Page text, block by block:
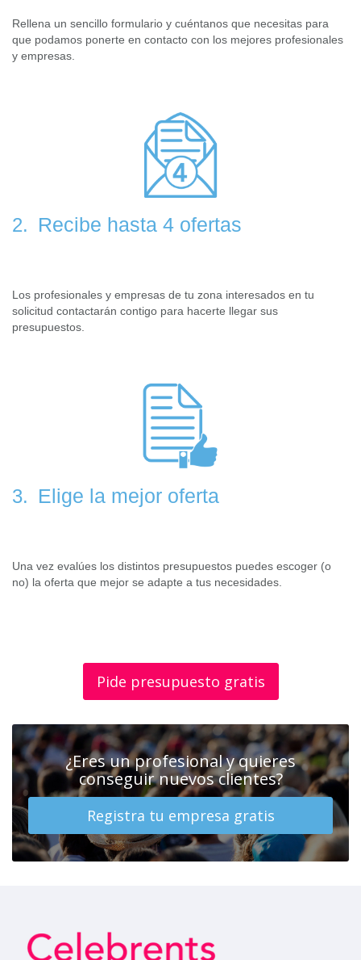
Rellena un sencillo formulario y cuéntanos que necesitas para
que podamos ponerte en contacto con los mejores profesionales
y empresas.
2. Recibe hasta 4 ofertas
Los profesionales y empresas de tu zona interesados en tu
solicitud contactarán contigo para hacerte llegar sus
presupuestos.
3. Elige la mejor oferta
Una vez evalúes los distintos presupuestos puedes escoger (o
no) la oferta que mejor se adapte a tus necesidades.
Pide presupuesto gratis
¿Eres un profesional y quieres
conseguir nuevos clientes?
Registra tu empresa gratis